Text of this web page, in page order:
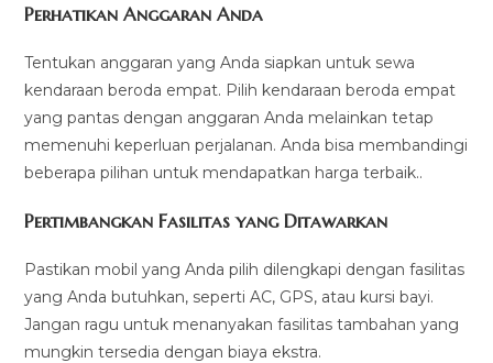
Perhatikan Anggaran Anda
Tentukan anggaran yang Anda siapkan untuk sewa
kendaraan beroda empat. Pilih kendaraan beroda empat
yang pantas dengan anggaran Anda melainkan tetap
memenuhi keperluan perjalanan. Anda bisa membandingi
beberapa pilihan untuk mendapatkan harga terbaik..
Pertimbangkan Fasilitas yang Ditawarkan
Pastikan mobil yang Anda pilih dilengkapi dengan fasilitas
yang Anda butuhkan, seperti AC, GPS, atau kursi bayi.
Jangan ragu untuk menanyakan fasilitas tambahan yang
mungkin tersedia dengan biaya ekstra.